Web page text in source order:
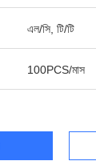
এল/সি, টি/টি
100PCS/মাস